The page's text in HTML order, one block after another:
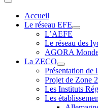
Toggle
NavigationAccueil
Le réseau EFE
L’AEFE
Le réseau des
AGORA
La ZECO
Présentation de
Projet de Zone
Les Instituts
Les